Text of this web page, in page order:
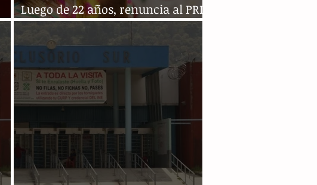
Luego de 22 años, renuncia al PRI
alcaldesa de Escobedo